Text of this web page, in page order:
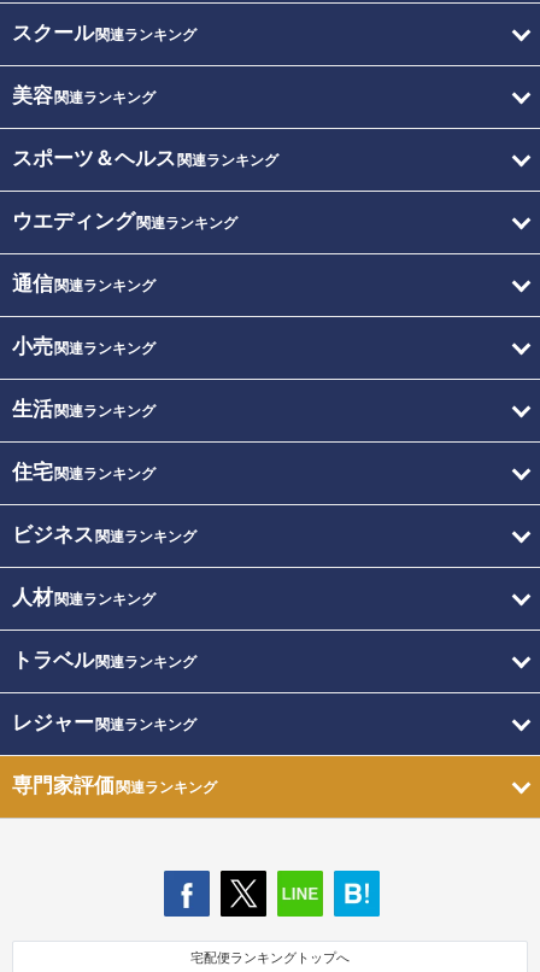
スクール関連ランキング
美容関連ランキング
スポーツ＆ヘルス 関連ランキング
ウエディング関連ランキング
通信関連ランキング
小売関連ランキング
生活関連ランキング
住宅関連ランキング
ビジネス 関連ランキング
人材関連ランキング
トラベル関連ランキング
レジャー関連ランキング
専門家評価関連ランキング
宅配便ランキングトップへ